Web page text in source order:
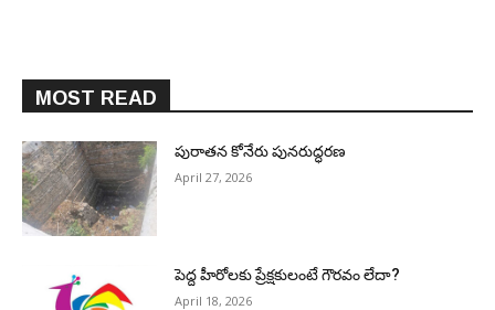
MOST READ
పురాత‌న కోనేరు పున‌రుద్ధ‌ర‌ణ
April 27, 2026
పెద్ద హీరోల‌కు ప్రేక్ష‌కులంటే గౌర‌వం లేదా?
April 18, 2026